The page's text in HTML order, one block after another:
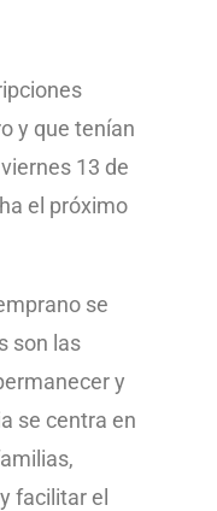
y que tenían
13 de
el próximo
se
son las
y
se centra en
facilitar el